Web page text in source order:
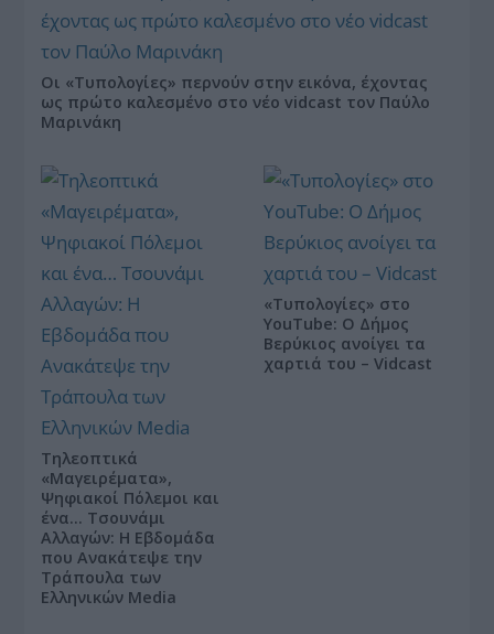
Οι «Τυπολογίες» περνούν στην εικόνα, έχοντας
ως πρώτο καλεσμένο στο νέο vidcast τον Παύλο
Μαρινάκη
Τηλεοπτικά
«Μαγειρέματα»,
Ψηφιακοί Πόλεμοι και
ένα… Τσουνάμι
Αλλαγών: Η Εβδομάδα
που Ανακάτεψε την
Τράπουλα των
Ελληνικών Media
«Τυπολογίες» στο
YouTube: Ο Δήμος
Βερύκιος ανοίγει τα
χαρτιά του – Vidcast